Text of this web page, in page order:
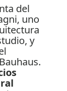
del
uno
y